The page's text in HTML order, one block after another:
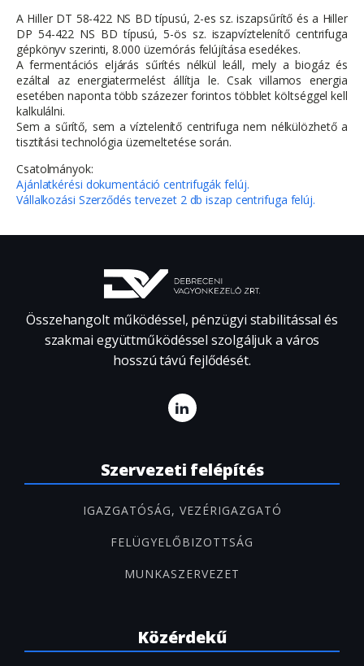
A Hiller DT 58-422 NS BD típusú, 2-es sz. iszapsűrítő és a Hiller
DP 54-422 NS BD típusú, 5-ös sz. iszapvíztelenítő centrifuga
gépkönyv szerinti, 8.000 üzemórás felújítása esedékes.
A fermentációs eljárás sűrítés nélkül leáll, mely a biogáz és
ezáltal az energiatermelést állítja le. Csak villamos energia
esetében naponta több százezer forintos többlet költséggel kell
kalkulálni.
Sem a sűrítő, sem a víztelenítő centrifuga nem nélkülözhető a
tisztítási technológia üzemeltetése során.
Csatolmányok:
Ajánlatkérési dokumentáció centrifugák felúj.
Vállalkozási Szerződés tervezet 2 db iszap centrifuga felúj.
Összehangolt működéssel, pénzügyi stabilitással és
szakmai együttműködéssel szolgáljuk a város
hosszú távú fejlődését.
Szervezeti felépítés
IGAZGATÓSÁG, VEZÉRIGAZGATÓ
FELÜGYELŐBIZOTTSÁG
MUNKASZERVEZET
Közérdekű